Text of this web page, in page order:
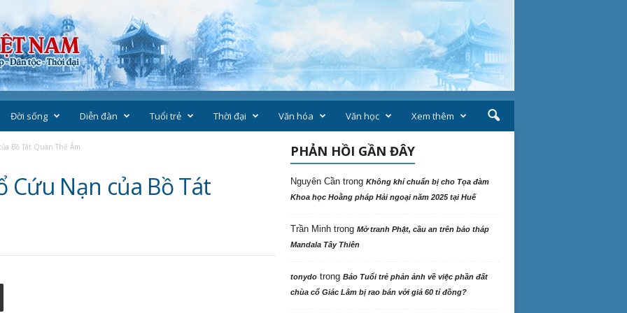
Đời sống Diễn đàn Tuổi trẻ Thời đại Văn hóa Văn học Xem thêm
Bồ Tát Quán Thế Âm
Cứu Nạn của Bồ Tát
PHẢN HỒI GẦN ĐÂY
Nguyên Cầntrong Không khí chuẩn bị cho Tọa đàm
Khoa học Hoằng pháp Hải ngoại năm 2025 tại Huế
Trần Minhtrong Mở tranh Phật, cầu an trên bảo tháp
Mandala Tây Thiên
tonydotrong Báo Tuổi trẻ phản ảnh về việc phần đất
chùa cổ Giác Lâm bị rao bán với giá 60 tỉ đồng?